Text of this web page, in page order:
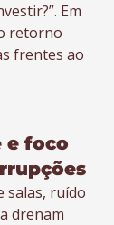
Em
retorno
frentes ao
e foco
salas, ruído
drenam